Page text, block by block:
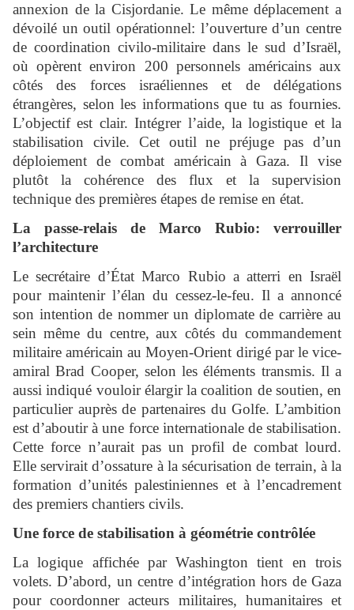
annexion de la Cisjordanie. Le même déplacement a
dévoilé un outil opérationnel: l’ouverture d’un centre
de coordination civilo-militaire dans le sud d’Israël,
où opèrent environ 200 personnels américains aux
côtés des forces israéliennes et de délégations
étrangères, selon les informations que tu as fournies.
L’objectif est clair. Intégrer l’aide, la logistique et la
stabilisation civile. Cet outil ne préjuge pas d’un
déploiement de combat américain à Gaza. Il vise
plutôt la cohérence des flux et la supervision
technique des premières étapes de remise en état.
La passe-relais de Marco Rubio: verrouiller
l’architecture
Le secrétaire d’État Marco Rubio a atterri en Israël
pour maintenir l’élan du cessez-le-feu. Il a annoncé
son intention de nommer un diplomate de carrière au
sein même du centre, aux côtés du commandement
militaire américain au Moyen-Orient dirigé par le vice-
amiral Brad Cooper, selon les éléments transmis. Il a
aussi indiqué vouloir élargir la coalition de soutien, en
particulier auprès de partenaires du Golfe. L’ambition
est d’aboutir à une force internationale de stabilisation.
Cette force n’aurait pas un profil de combat lourd.
Elle servirait d’ossature à la sécurisation de terrain, à la
formation d’unités palestiniennes et à l’encadrement
des premiers chantiers civils.
Une force de stabilisation à géométrie contrôlée
La logique affichée par Washington tient en trois
volets. D’abord, un centre d’intégration hors de Gaza
pour coordonner acteurs militaires, humanitaires et